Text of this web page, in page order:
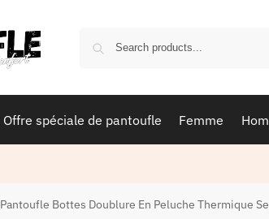
Offre spéciale de pantoufle Femme
Pantoufle Bottes Doublure En Peluche Thermique